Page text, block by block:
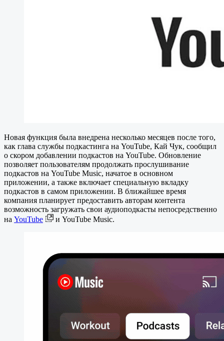
Новая функция была внедрена несколько месяцев после того,
как глава службы подкастинга на YouTube, Кай Чук, сообщил
о скором добавлении подкастов на YouTube. Обновление
позволяет пользователям продолжать прослушивание
подкастов на YouTube Music, начатое в основном
приложении, а также включает специальную вкладку
подкастов в самом приложении. В ближайшее время
компания планирует предоставить авторам контента
возможность загружать свои аудиоподкасты непосредственно
на YouTube и YouTube Music.